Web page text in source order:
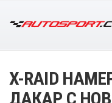
X-RAID
ДАКАР С